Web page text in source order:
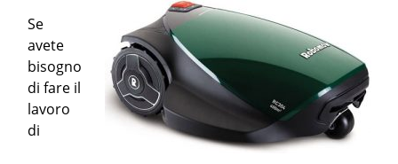
Se
avete
bisogno
di fare il
lavoro
di